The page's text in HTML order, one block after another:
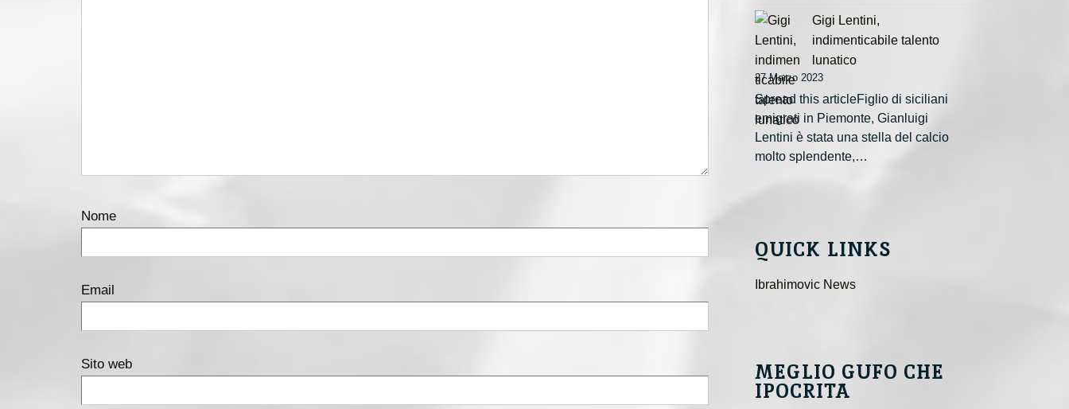
Nome
Email
Sito web
Gigi Lentini,
indimenticabile talento
lunatico
27 Marzo 2023
Spread this articleFiglio di siciliani
emigrati in Piemonte, Gianluigi
Lentini è stata una stella del calcio
molto splendente,…
QUICK LINKS
Ibrahimovic News
MEGLIO GUFO CHE
IPOCRITA